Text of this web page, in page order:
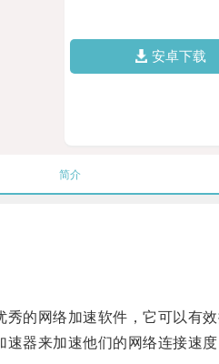
安卓下载
简介
网络加速软件，它可以有效
器来加速他们的网络连接速度